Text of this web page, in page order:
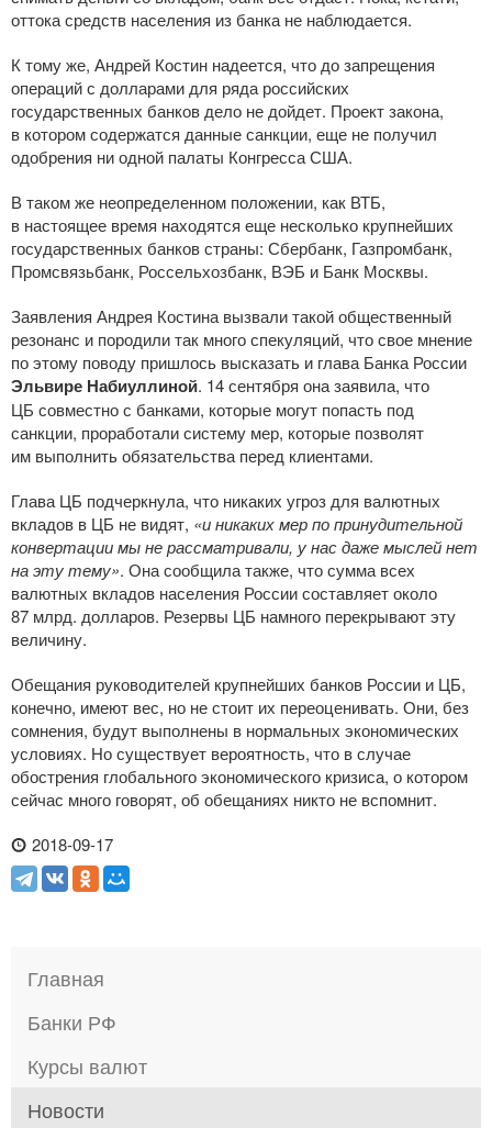
оттока средств населения из банка не наблюдается.
К тому же, Андрей Костин надеется, что до запрещения
операций с долларами для ряда российских
государственных банков дело не дойдет. Проект закона,
в котором содержатся данные санкции, еще не получил
одобрения ни одной палаты Конгресса США.
В таком же неопределенном положении, как ВТБ,
в настоящее время находятся еще несколько крупнейших
государственных банков страны: Сбербанк, Газпромбанк,
Промсвязьбанк, Россельхозбанк, ВЭБ и Банк Москвы.
Заявления Андрея Костина вызвали такой общественный
резонанс и породили так много спекуляций, что свое мнение
по этому поводу пришлось высказать и глава Банка России
Эльвире Набиуллиной. 14 сентября она заявила, что
ЦБ совместно с банками, которые могут попасть под
санкции, проработали систему мер, которые позволят
им выполнить обязательства перед клиентами.
Глава ЦБ подчеркнула, что никаких угроз для валютных
вкладов в ЦБ не видят, «и никаких мер по принудительной
конвертации мы не рассматривали, у нас даже мыслей нет
на эту тему». Она сообщила также, что сумма всех
валютных вкладов населения России составляет около
87 млрд. долларов. Резервы ЦБ намного перекрывают эту
величину.
Обещания руководителей крупнейших банков России и ЦБ,
конечно, имеют вес, но не стоит их переоценивать. Они, без
сомнения, будут выполнены в нормальных экономических
условиях. Но существует вероятность, что в случае
обострения глобального экономического кризиса, о котором
сейчас много говорят, об обещаниях никто не вспомнит.
2018-09-17
Главная
Банки РФ
Курсы валют
Новости